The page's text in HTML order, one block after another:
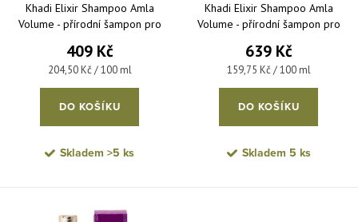
Khadi Elixir Shampoo Amla
Volume - přírodní šampon pro
409 Kč
Měrná cena:
204,50 Kč / 100 ml
DO KOŠÍKU
Skladem >5 ks
Khadi Elixir Shampoo Amla
Volume - přírodní šampon pro
639 Kč
Měrná cena:
159,75 Kč / 100 ml
DO KOŠÍKU
Skladem 5 ks